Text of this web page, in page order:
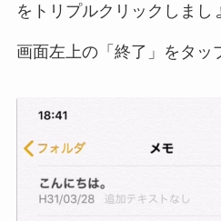
をトリプルクリックしまし
画面左上の「終了」をタッ